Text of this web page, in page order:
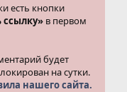
есть кнопки
ссылку» в первом
будет
на сутки.
нашего сайта.